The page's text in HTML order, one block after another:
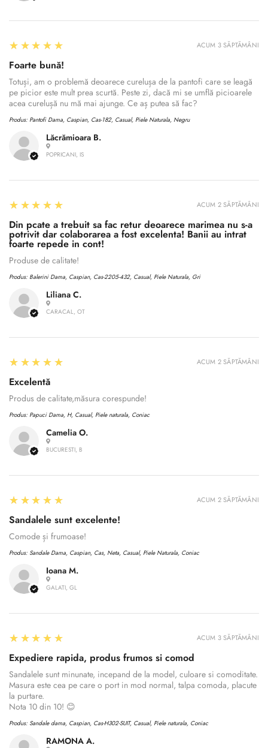
Lăcrămioara B.
POPRICANI, IS
5
★★★★★
Foarte bună!
Totuși, am o problemă deoarece curelușa de la pantofi care se leagă
pe picior este mult prea scurtă. Peste zi, dacă mi se umflă picioarele
acea curelușă nu mă mai ajunge. Ce aș putea să fac?
Produs: Pantofi Dama, Caspian, Cas-182, Casual, Piele Naturala, Negru
ACUM 3 SĂPTĂMÂNI
Liliana C.
CARACAL, OT
5
★★★★★
Din pcate a trebuit sa fac retur deoarece marimea nu s-a
potrivit dar colaborarea a fost excelenta! Banii au intrat
foarte repede in cont!
Produse de calitate!
Produs: Balerini Dama, Caspian, Cas-2205-432, Casual, Piele Naturala, Gri
ACUM 2 SĂPTĂMÂNI
Camelia O.
BUCURESTI, B
5
★★★★★
Excelentă
Produs de calitate,măsura corespunde!
Produs: Papuci Dama, H, Casual, Piele naturala, Coniac
ACUM 2 SĂPTĂMÂNI
Ioana M.
GALATI, GL
5
★★★★★
Sandalele sunt excelente!
Comode și frumoase!
Produs: Sandale Dama, Caspian, Cas, Neta, Casual, Piele Naturala, Coniac
ACUM 2 SĂPTĂMÂNI
RAMONA A.
5
★★★★★
Expediere rapida, produs frumos si comod
Sandalele sunt minunate, incepand de la model, culoare si comoditate.
Masura este cea pe care o port in mod normal, talpa comoda, placute
la purtare.
Nota 10 din 10! 😊
Produs: Sandale dama, Caspian, Cas-H302-SUIT, Casual, Piele naturala, Coniac
ACUM 3 SĂPTĂMÂNI
Confirm your age
Are you 18 years old or older?
No, I'm not Yes, I am